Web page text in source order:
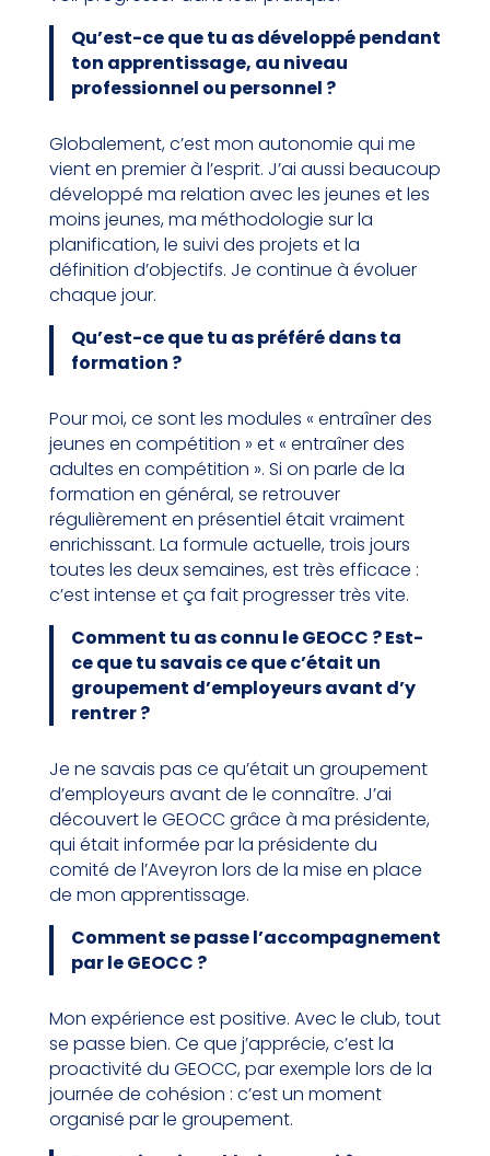
Qu’est-ce que tu as développé pendant
ton apprentissage, au niveau
professionnel ou personnel ?
Globalement, c’est mon autonomie qui me
vient en premier à l’esprit. J’ai aussi beaucoup
développé ma relation avec les jeunes et les
moins jeunes, ma méthodologie sur la
planification, le suivi des projets et la
définition d’objectifs. Je continue à évoluer
chaque jour.
Qu’est-ce que tu as préféré dans ta
formation ?
Pour moi, ce sont les modules « entraîner des
jeunes en compétition » et « entraîner des
adultes en compétition ». Si on parle de la
formation en général, se retrouver
régulièrement en présentiel était vraiment
enrichissant. La formule actuelle, trois jours
toutes les deux semaines, est très efficace :
c’est intense et ça fait progresser très vite.
Comment tu as connu le GEOCC ? Est-
ce que tu savais ce que c’était un
groupement d’employeurs avant d’y
rentrer ?
Je ne savais pas ce qu’était un groupement
d’employeurs avant de le connaître. J’ai
découvert le GEOCC grâce à ma présidente,
qui était informée par la présidente du
comité de l’Aveyron lors de la mise en place
de mon apprentissage.
Comment se passe l’accompagnement
par le GEOCC ?
Mon expérience est positive. Avec le club, tout
se passe bien. Ce que j’apprécie, c’est la
proactivité du GEOCC, par exemple lors de la
journée de cohésion : c’est un moment
organisé par le groupement.